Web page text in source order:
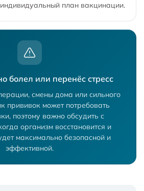
план вакцинации.
болел или перенёс стресс
смены дома или сильного
прививок может потребовать
поэтому важно обсудить с
организм восстановится и
максимально безопасной и
эффективной.